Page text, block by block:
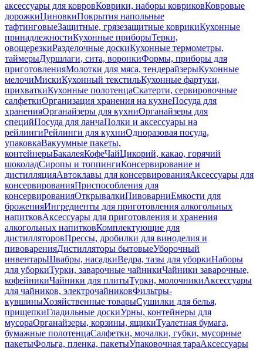
аксессуары для ковровКоврики, наборы ковриковКовровые
дорожкиЦиновкиПокрытия напольные
тафтинговыеЗащитные, грязезащитные коврикиКухонные
принадлежностиКухонные приборыТерки,
овощерезкиРазделочные доскиКухонные термометры,
таймерыДуршлаги, сита, воронкиФормы, приборы для
приготовленияМолотки для мяса, тендерайзерыКухонные
мелочиМискиКухонный текстильКухонные фартуки,
прихваткиКухонные полотенцаСкатерти, сервировочные
салфеткиОрганизация хранения на кухнеПосуда для
храненияОрганайзеры для кухниОрганайзеры для
специйПосуда для ланчаПолки и аксессуары на
рейлингиРейлинги для кухниОдноразовая посуда,
упаковкаВакуумные пакеты,
контейнерыБакалеяКофеЧайЦикорий, какао, горячий
шоколадСиропы и топпингиКонсервирование и
дистилляцияАвтоклавы для консервированияАксессуары для
консервированияПриспособления для
консервированияОткрывалкиПивоварниЕмкости для
броженияИнгредиенты для приготовления алкогольных
напитковАксессуары для приготовления и хранения
алкогольных напитковКомплектующие для
дистилляторовПрессы, дробилки для виноделия и
пивоваренияДистилляторы бытовыеУборочный
инвентарьШвабры, насадкиВедра, тазы для уборкиНаборы
для уборкиТурки, заварочные чайникиЧайники заварочные,
кофейникиЧайники для плитыТурки, молочникиАксессуары
для чайников, электрочайниковФильтры-
кувшиныХозяйственные товарыСушилки для белья,
прищепкиГладильные доскиУрны, контейнеры для
мусораОрганайзеры, корзины, ящикиТуалетная бумага,
бумажные полотенцаСалфетки, мочалки, губки, мусорные
пакетыФольга, пленка, пакетыУпаковочная тараАксессуары